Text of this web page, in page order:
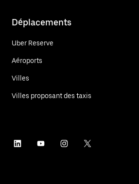
Déplacements
Uber Reserve
Aéroports
Villes
Villes proposant des taxis